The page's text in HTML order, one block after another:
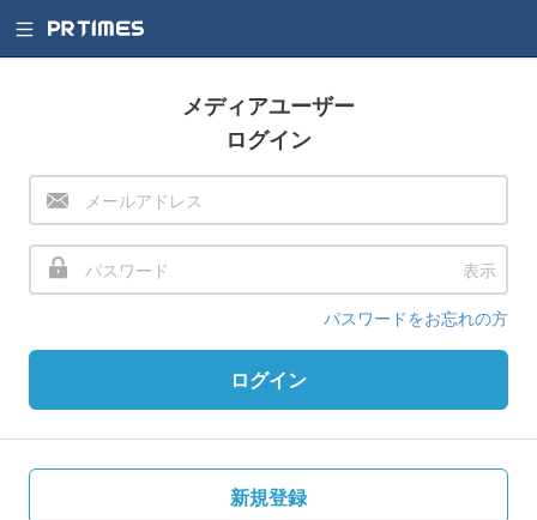
メディアユーザー
ログイン
表示
パスワードをお忘れの方
ログイン
新規登録